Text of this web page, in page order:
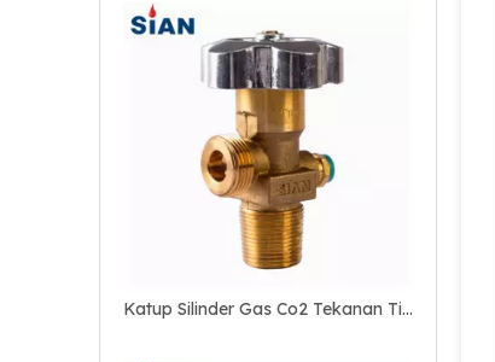
Katup Silinder Gas Co2 Tekanan Tinggi